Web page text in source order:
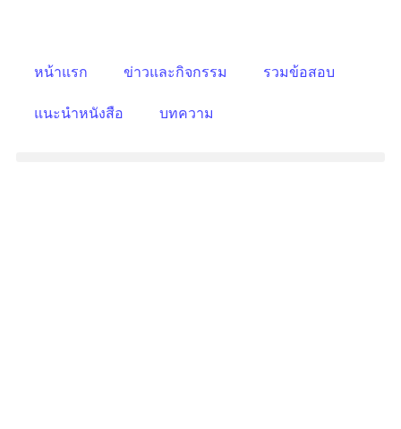
หน้าแรก ข่าวและกิจกรรม รวมข้อสอบ
แนะนําหนังสือ บทความ